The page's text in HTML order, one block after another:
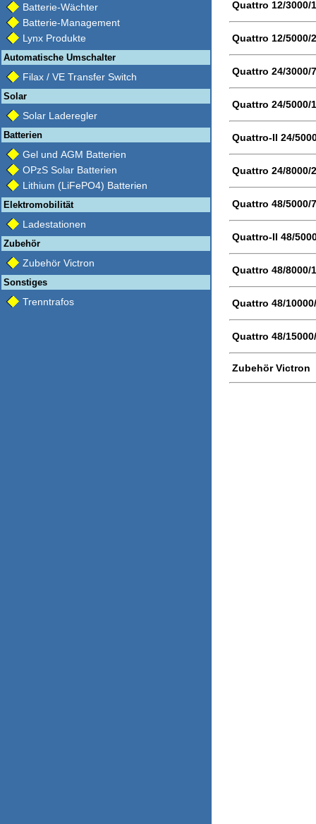
Batterie-Wächter
Batterie-Management
Lynx Produkte
Automatische Umschalter
Filax / VE Transfer Switch
Solar
Solar Laderegler
Batterien
Gel und AGM Batterien
OPzS Solar Batterien
Lithium (LiFePO4) Batterien
Elektromobilität
Ladestationen
Zubehör
Zubehör Victron
Sonstiges
Trenntrafos
Quattro 12/3000/
Quattro 12/5000/
Quattro 24/3000/
Quattro 24/5000/
Quattro-II 24/
Quattro 24/8000/
Quattro 48/5000/
Quattro-II 48/
Quattro 48/8000/
Quattro 48/
Quattro 48/
Zubehör Victron